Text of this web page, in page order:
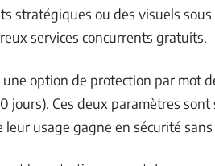
stratégiques ou des visuels
services concurrents gratuits.
option de protection par mot
jours). Ces deux paramètres
leur usage gagne en sécurité